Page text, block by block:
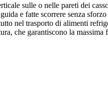
sulle o nelle pareti dei
e fatte scorrere senza
nel trasporto di alimenti
che garantiscono la